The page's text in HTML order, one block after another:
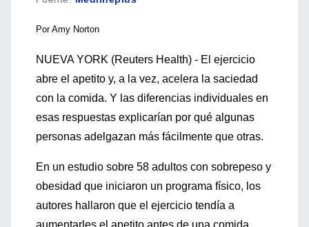
Por Amy Norton
NUEVA YORK (Reuters Health) - El ejercicio
abre el apetito y, a la vez, acelera la saciedad
con la comida. Y las diferencias individuales en
esas respuestas explicarían por qué algunas
personas adelgazan más fácilmente que otras.
En un estudio sobre 58 adultos con sobrepeso y
obesidad que iniciaron un programa físico, los
autores hallaron que el ejercicio tendía a
aumentarles el apetito antes de una comida